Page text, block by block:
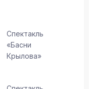
Спектакль
«Басни
Крылова»